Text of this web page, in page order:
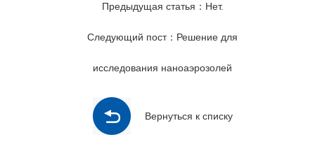
Предыдущая статья：Нет.
Следующий пост：Решение для
исследования наноаэрозолей
Вернуться к списку